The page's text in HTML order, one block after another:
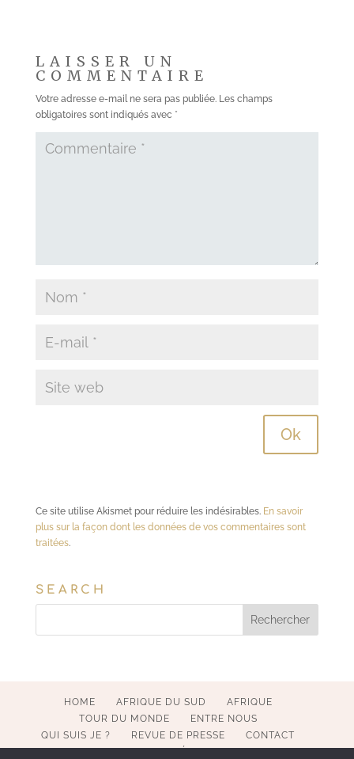
LAISSER UN
COMMENTAIRE
Votre adresse e-mail ne sera pas publiée. Les champs
obligatoires sont indiqués avec *
Ce site utilise Akismet pour réduire les indésirables. En savoir
plus sur la façon dont les données de vos commentaires sont
traitées.
SEARCH
HOME AFRIQUE DU SUD
AFRIQUE
TOUR DU MONDE
ENTRE NOUS
QUI SUIS JE ?
REVUE DE PRESSE
CONTACT